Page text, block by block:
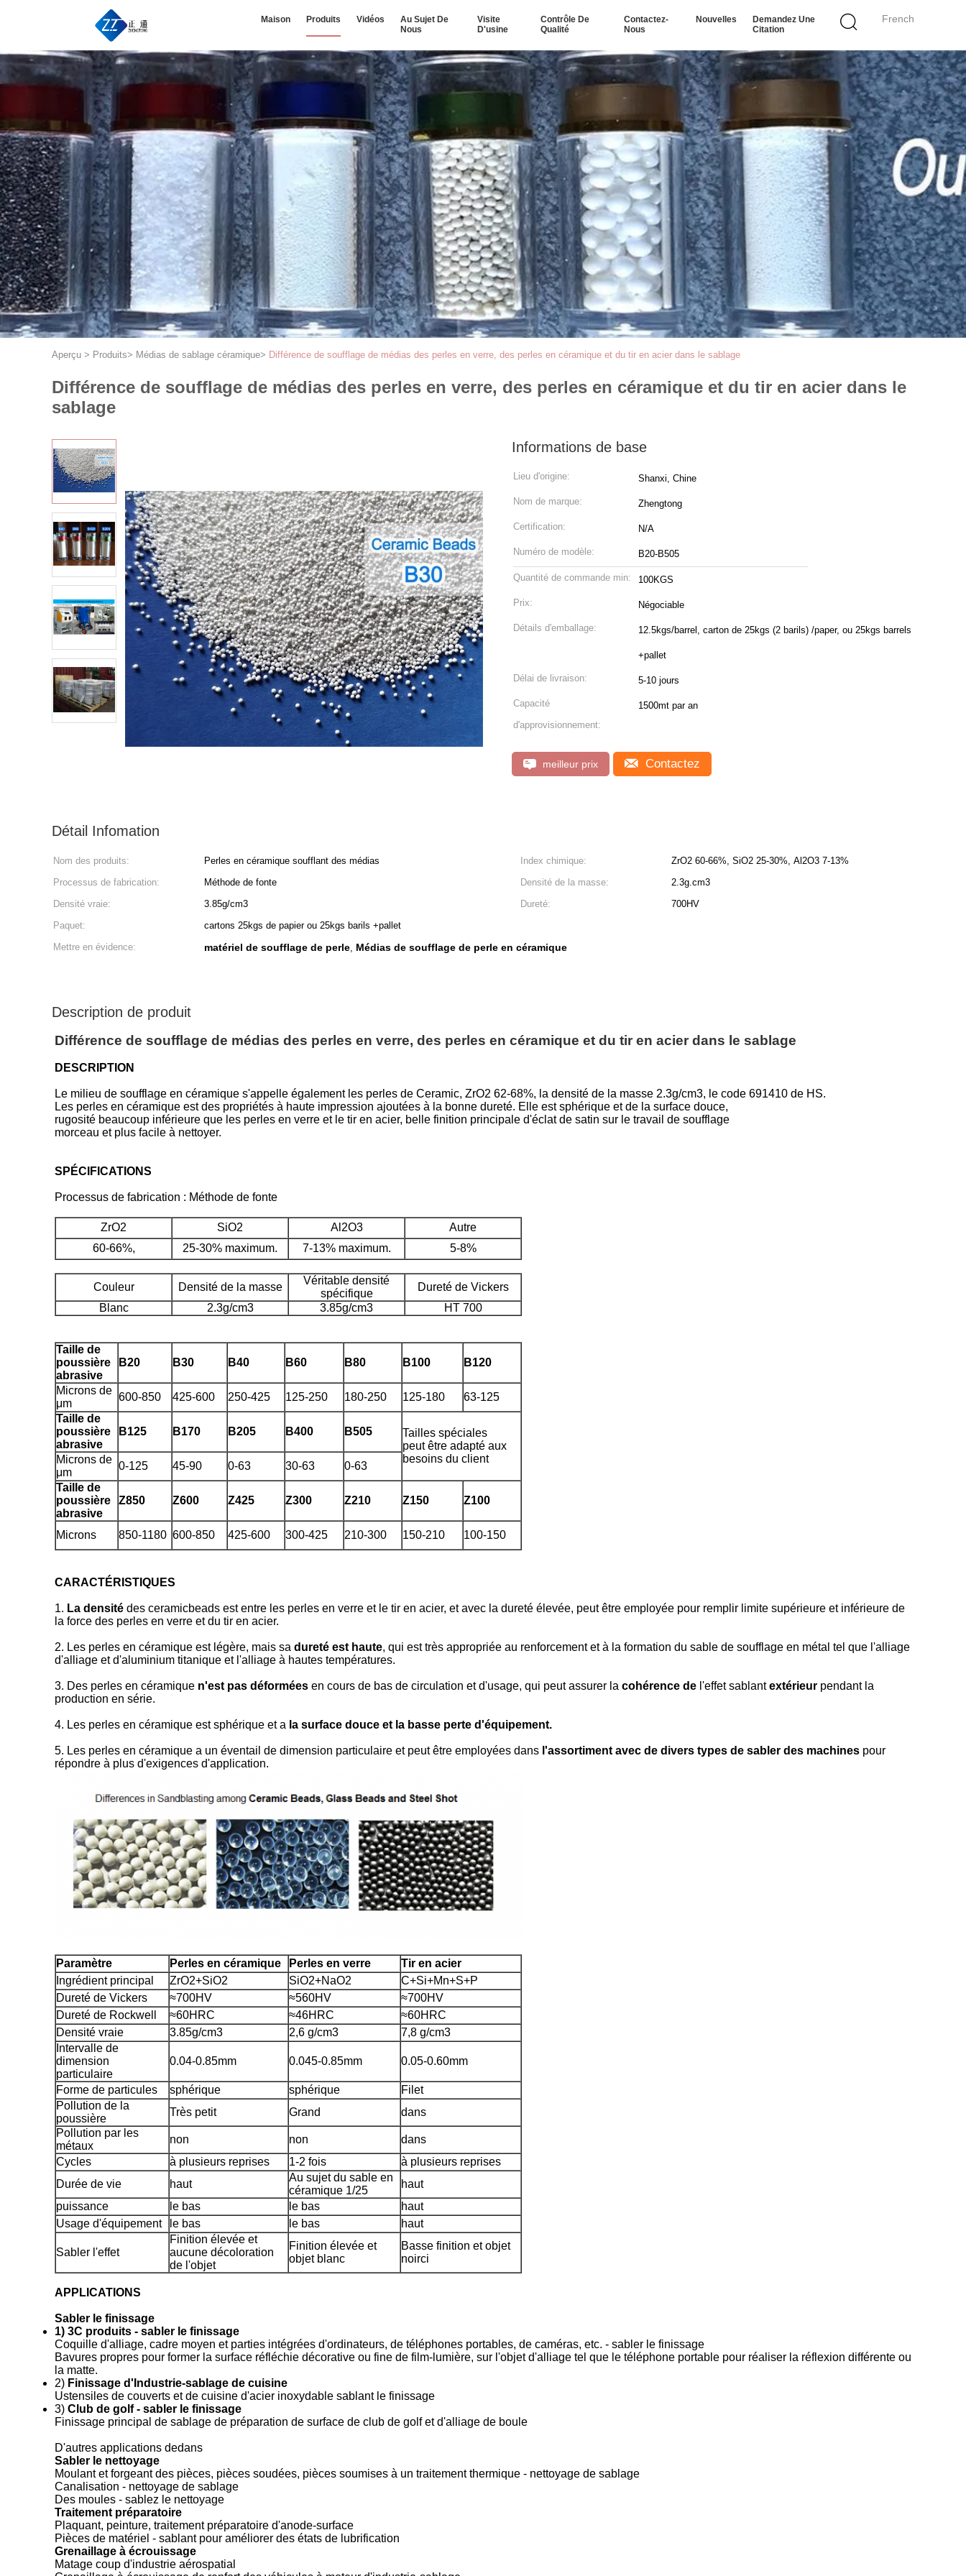
French
Maison Produits Vidéos
Au Sujet De
Nous
Visite
D'usine
Contrôle De
Qualité
Contactez-
Nous
Nouvelles
Demandez Une
Citation
Aperçu > Produits> Médias de sablage céramique> Différence de soufflage de médias des perles en verre, des perles en céramique et du tir en acier dans le sablage
Différence de soufflage de médias des perles en verre, des perles en céramique et du tir en acier dans le
sablage
Informations de base
Lieu d'origine: Shanxi, Chine
Nom de marque: Zhengtong
Certification: N/A
Numéro de modèle: B20-B505
Quantité de commande min: 100KGS
Prix: Négociable
Détails d'emballage: 12.5kgs/barrel, carton de 25kgs (2 barils) /paper, ou 25kgs barrels
+pallet
Délai de livraison: 5-10 jours
Capacité
d'approvisionnement:
1500mt par an
meilleur prix Contactez
Détail Infomation
Nom des produits: Perles en céramique soufflant des médias Index chimique:
ZrO2 60-66%, SiO2 25-30%, Al2O3 7-13%
Processus de fabrication:
Méthode de fonte Densité de la masse:
2.3g.cm3
Densité vraie:
3.85g/cm3 Dureté:
700HV
Paquet:
cartons 25kgs de papier ou 25kgs barils +pallet
Mettre en évidence:
matériel de soufflage de perle, Médias de soufflage de perle en céramique
Description de produit
Différence de soufflage de médias des perles en verre, des perles en céramique et du tir en acier dans le sablage
DESCRIPTION
Le milieu de soufflage en céramique s'appelle également les perles de Ceramic, ZrO2 62-68%, la densité de la masse 2.3g/cm3, le code 691410 de HS.
Les perles en céramique est des propriétés à haute impression ajoutées à la bonne dureté. Elle est sphérique et de la surface douce,
rugosité beaucoup inférieure que les perles en verre et le tir en acier, belle finition principale d'éclat de satin sur le travail de soufflage
morceau et plus facile à nettoyer.
SPÉCIFICATIONS
Processus de fabrication : Méthode de fonte
ZrO2 SiO2 Al2O3
Autre
60-66%,
25-30% maximum. 7-13% maximum. 5-8%
Couleur Densité de la masse
Véritable densité
spécifique
Dureté de Vickers
Blanc
2.3g/cm3 3.85g/cm3 HT 700
Taille de
poussière
abrasive
B20 B30 B40 B60 B80 B100 B120
Microns de
μm
600-850 425-600 250-425 125-250 180-250 125-180
63-125
Taille de
poussière
abrasive
B125 B170 B205 B400 B505
Tailles spéciales
peut être adapté aux
besoins du client
Microns de
μm
0-125 45-90 0-63 30-63
0-63
Taille de
poussière
abrasive
Z850 Z600 Z425 Z300 Z210 Z150 Z100
Microns 850-1180 600-850 425-600 300-425 210-300 150-210 100-150
CARACTÉRISTIQUES
1. La densité des ceramicbeads est entre les perles en verre et le tir en acier, et avec la dureté élevée, peut être employée pour remplir limite supérieure et inférieure de
la force des perles en verre et du tir en acier.
2. Les perles en céramique est légère, mais sa dureté est haute, qui est très appropriée au renforcement et à la formation du sable de soufflage en métal tel que l'alliage
d'alliage et d'aluminium titanique et l'alliage à hautes températures.
3. Des perles en céramique n'est pas déformées en cours de bas de circulation et d'usage, qui peut assurer la cohérence de l'effet sablantextérieur pendant la
production en série.
4. Les perles en céramique est sphérique et a la surface douce et la basse perte d'équipement.
5. Les perles en céramique a un éventail de dimension particulaire et peut être employées dans l'assortiment avec de divers types de sabler des machines pour
répondre à plus d'exigences d'application.
Paramètre Perles en céramique Perles en verre
Tir en acier
Ingrédient principal
ZrO2+SiO2 SiO2+NaO2
C+Si+Mn+S+P
Dureté de Vickers
≈700HV ≈560HV
≈700HV
Dureté de Rockwell
≈60HRC ≈46HRC
≈60HRC
Densité vraie
3.85g/cm3 2,6 g/cm3
7,8 g/cm3
Intervalle de
dimension
particulaire
0.04-0.85mm 0.045-0.85mm 0.05-0.60mm
Forme de particules sphérique sphérique
Filet
Pollution de la
poussière
Très petit Grand
dans
Pollution par les
métaux
non non
dans
Cycles
à plusieurs reprises 1-2 fois
à plusieurs reprises
Durée de vie
haut
Au sujet du sable en
céramique 1/25
haut
puissance
le bas le bas
haut
Usage d'équipement
le bas le bas haut
Sabler l'effet
Finition élevée et
aucune décoloration
de l'objet
Finition élevée et
objet blanc
Basse finition et objet
noirci
APPLICATIONS
Sabler le finissage
1) 3C produits - sabler le finissage
Coquille d'alliage, cadre moyen et parties intégrées d'ordinateurs, de téléphones portables, de caméras, etc. - sabler le finissage
Bavures propres pour former la surface réfléchie décorative ou fine de film-lumière, sur l'objet d'alliage tel que le téléphone portable pour réaliser la réflexion différente ou
la matte.
2) Finissage d'Industrie-sablage de cuisine
Ustensiles de couverts et de cuisine d'acier inoxydable sablant le finissage
3) Club de golf - sabler le finissage
Finissage principal de sablage de préparation de surface de club de golf et d'alliage de boule
D'autres applications dedans
Sabler le nettoyage
Moulant et forgeant des pièces, pièces soudées, pièces soumises à un traitement thermique - nettoyage de sablage
Canalisation - nettoyage de sablage
Des moules - sablez le nettoyage
Traitement préparatoire
Plaquant, peinture, traitement préparatoire d'anode-surface
Pièces de matériel - sablant pour améliorer des états de lubrification
Grenaillage à écrouissage
Matage coup d'industrie aérospatial